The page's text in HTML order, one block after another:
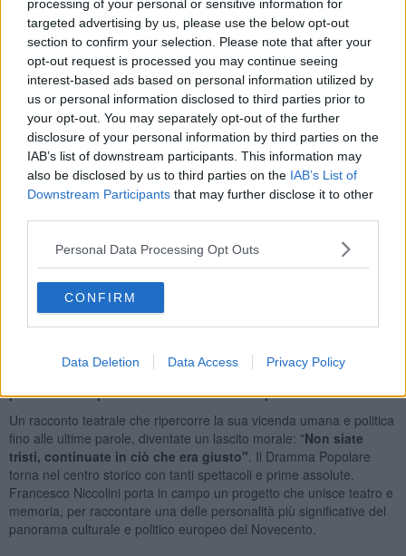
processing of your personal or sensitive information for
targeted advertising by us, please use the below opt-out
section to confirm your selection. Please note that after your
opt-out request is processed you may continue seeing
interest-based ads based on personal information utilized by
us or personal information disclosed to third parties prior to
your opt-out. You may separately opt-out of the further
disclosure of your personal information by third parties on the
IAB’s list of downstream participants. This information may
also be disclosed by us to third parties on the IAB’s List of
Downstream Participants that may further disclose it to other
Personal Data Processing Opt Outs
CONFIRM
Data Deletion Data Access Privacy Policy
l'abbattimento dei confini e il confronto tra popoli
rappresentassero la strada per affrontare le grandi sfide del
nostro tempo. Langer, amico di don Lorenzo Milani e di padre
Ernesto Balducci, è stato una voce autorevole sui temi della pace,
della tutela dell'ambiente, dei diritti, della crisi climatica e dello
sfruttamento delle risorse del pianeta. Una figura capace di
anticipare questioni oggi più che mai attuali, lasciando in eredità
riflessioni e scritti di straordinaria attualità.
importanti della mia vita - ha dichiarato Francesco Niccolini -
Questo spettacolo vuol far aprire gli occhi su temi che conosciamo
in realtà tutti molto bene. La storia, che si conclude nel 1995 con la
morte di Alex Langer, affronta temi che, a distanza di 31 anni,
restano gli stessi con cui la società continua a confrontarsi,
che aveva Langer ai problemi si basava sul rapporto di convivenza
e ambiente, come due facce della stessa medaglia; l'unica strada
per risolvere i problemi di convivenza tra più etnie o tra stati".
Un racconto teatrale che ripercorre la sua vicenda umana e politica
fino alle ultime parole, diventate un lascito morale: "Non siate
tristi, continuate in ciò che era giusto" . Il Dramma Popolare
torna nel centro storico con tanti spettacoli e prime assolute.
Francesco Niccolini porta in campo un progetto che unisce teatro e
memoria, per raccontare una delle personalità più significative del
panorama culturale e politico europeo del Novecento.